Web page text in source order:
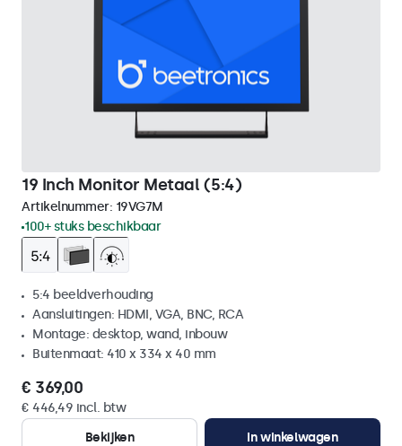
19 Inch Monitor Metaal (5:4)
Artikelnummer: 19VG7M
100+ stuks beschikbaar
5:4 beeldverhouding
Aansluitingen: HDMI, VGA, BNC, RCA
Montage: desktop, wand, inbouw
Buitenmaat: 410 x 334 x 40 mm
€ 369,00
€ 446,49 incl. btw
Bekijken
In winkelwagen